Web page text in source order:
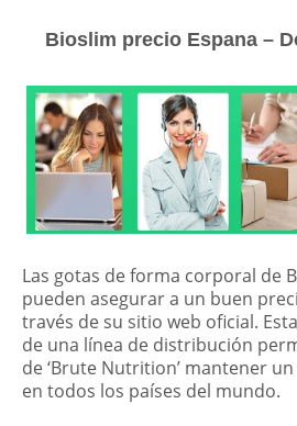
Bioslim precio Espana –
Las gotas de forma corporal de
pueden asegurar a un buen
través de su sitio web oficial.
de una línea de distribución
de ‘Brute Nutrition’ mantener
en todos los países del mundo.